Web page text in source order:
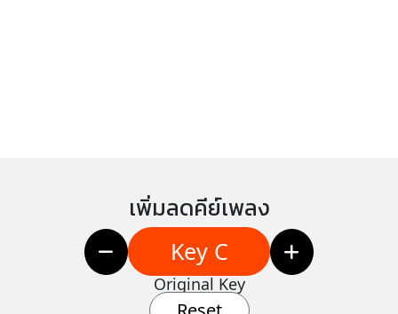
เพิ่มลดคีย์เพลง
Key C
Original Key